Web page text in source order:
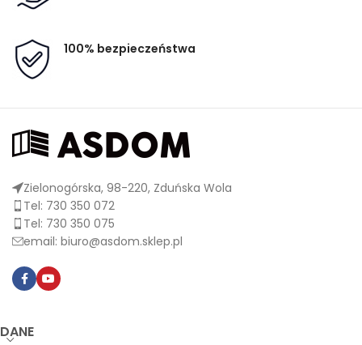
100% bezpieczeństwa
Zielonogórska, 98-220, Zduńska Wola
Tel: 730 350 072
Tel: 730 350 075
email: biuro@asdom.sklep.pl
DANE